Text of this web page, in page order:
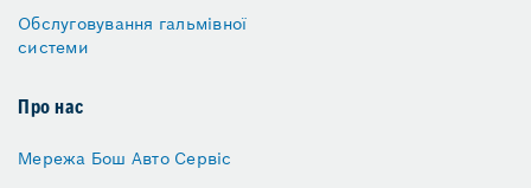
Обслуговування гальмівної
системи
Про нас
Мережа Бош Авто Сервіс